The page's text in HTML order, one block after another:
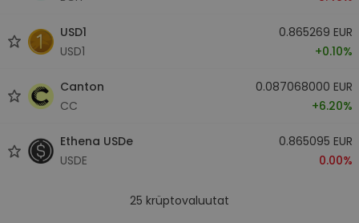
USD1
USD1
0.865269 EUR
+0.10%
Canton
CC
0.087068000 EUR
+6.20%
Ethena USDe
USDE
0.865095 EUR
0.00%
25 krüptovaluutat